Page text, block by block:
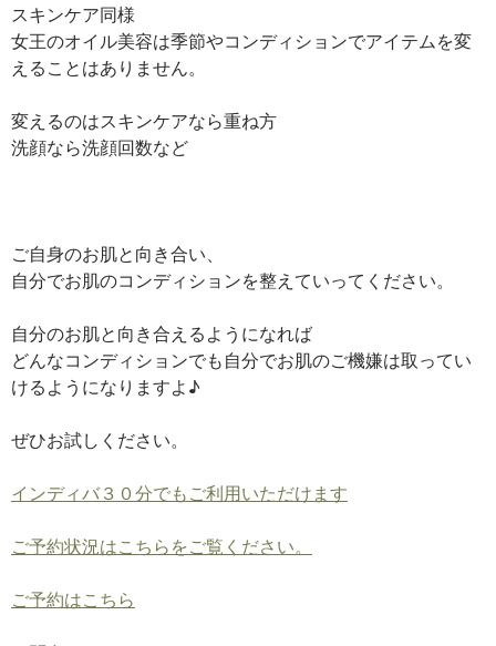
スキンケア同様
女王のオイル美容は季節やコンディションでアイテムを変
えることはありません。
変えるのはスキンケアなら重ね方
洗顔なら洗顔回数など
ご自身のお肌と向き合い、
自分でお肌のコンディションを整えていってください。
自分のお肌と向き合えるようになれば
どんなコンディションでも自分でお肌のご機嫌は取ってい
けるようになりますよ♪
ぜひお試しください。
インディバ３０分でもご利用いただけます
ご予約状況はこちらをご覧ください。
ご予約はこちら